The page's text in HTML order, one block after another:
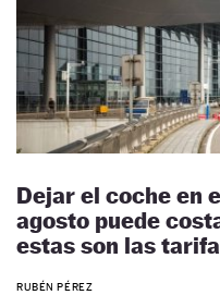
Dejar el coche en
agosto puede
estas son las
RUBÉN PÉREZ